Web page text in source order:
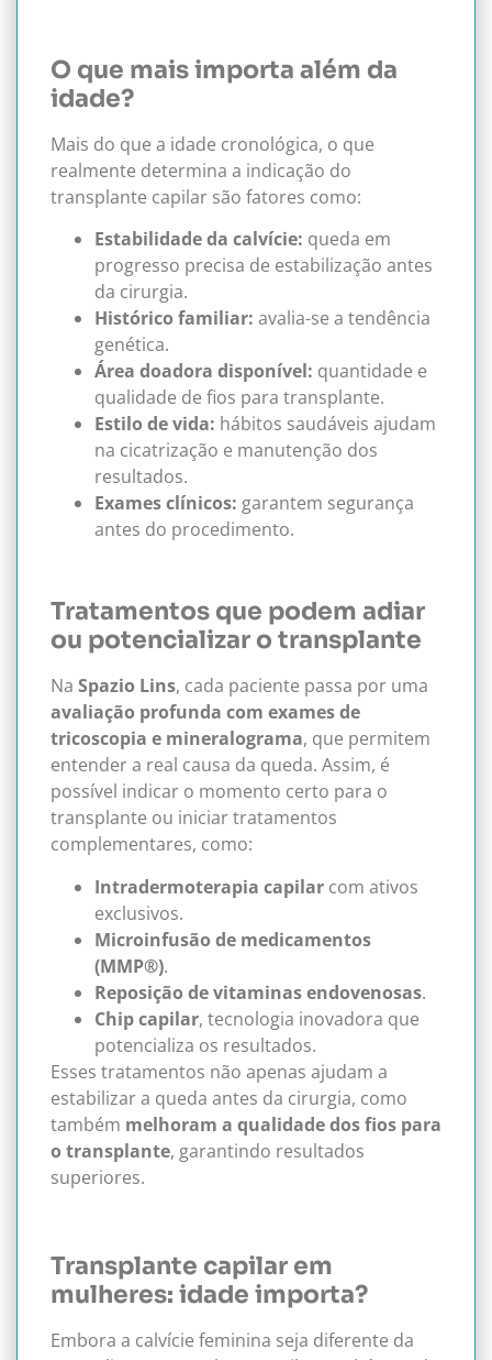
O que mais importa além da
idade?
Mais do que a idade cronológica, o que
realmente determina a indicação do
transplante capilar são fatores como:
Estabilidade da calvície: queda em
progresso precisa de estabilização antes
da cirurgia.
Histórico familiar: avalia-se a tendência
genética.
Área doadora disponível: quantidade e
qualidade de fios para transplante.
Estilo de vida: hábitos saudáveis ajudam
na cicatrização e manutenção dos
resultados.
Exames clínicos: garantem segurança
antes do procedimento.
Tratamentos que podem adiar
ou potencializar o transplante
Na Spazio Lins, cada paciente passa por uma
avaliação profunda com exames de
tricoscopia e mineralograma, que permitem
entender a real causa da queda. Assim, é
possível indicar o momento certo para o
transplante ou iniciar tratamentos
complementares, como:
Intradermoterapia capilar com ativos
exclusivos.
Microinfusão de medicamentos
(MMP®).
Reposição de vitaminas endovenosas.
Chip capilar, tecnologia inovadora que
potencializa os resultados.
Esses tratamentos não apenas ajudam a
estabilizar a queda antes da cirurgia, como
também melhoram a qualidade dos fios para
o transplante, garantindo resultados
superiores.
Transplante capilar em
mulheres: idade importa?
Embora a calvície feminina seja diferente da